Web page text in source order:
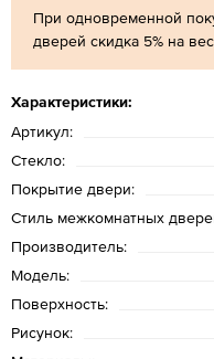
При одновременной
дверей скидка 5% на
Характеристики:
Артикул:
Стекло:
Покрытие двери:
Стиль межкомнатных
Производитель:
Модель:
Поверхность:
Рисунок: